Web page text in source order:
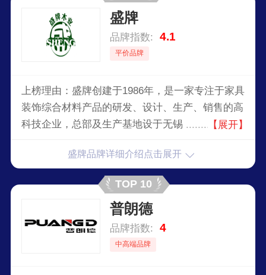
盛牌
品牌指数: 4.1
平价品牌
上榜理由：盛牌创建于1986年，是一家专注于家具
装饰综合材料产品的研发、设计、生产、销售的高
科技企业，总部及生产基地设于无锡，并在北京、
已拥有科技木系列木皮产品几百余种，家具板材系
列规格齐全，产品销售网络覆盖全国，并出口全球
几十个国家和地区，深受国内外客户喜爱。
【展开】
盛牌品牌详细介绍点击展开
TOP 10
普朗德
品牌指数: 4
中高端品牌